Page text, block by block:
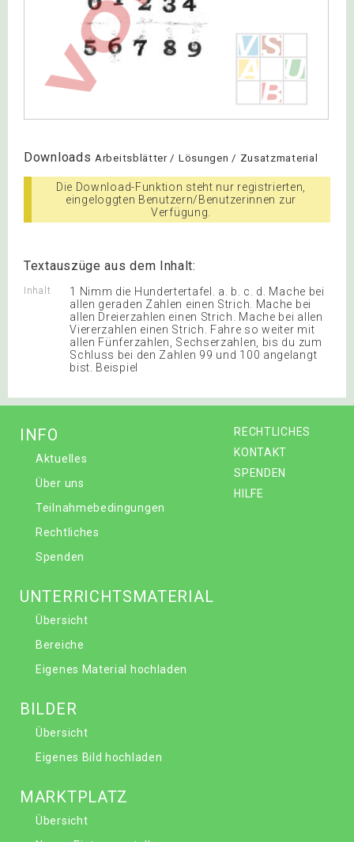
Downloads Arbeitsblätter / Lösungen / Zusatzmaterial
Die Download-Funktion steht nur registrierten,
eingeloggten Benutzern/Benutzerinnen zur
Verfügung.
Textauszüge aus dem Inhalt:
Inhalt
1 Nimm die Hundertertafel. a. b. c. d. Mache bei
allen geraden Zahlen einen Strich. Mache bei
allen Dreierzahlen einen Strich. Mache bei allen
Viererzahlen einen Strich. Fahre so weiter mit
allen Fünferzahlen, Sechserzahlen, bis du zum
Schluss bei den Zahlen 99 und 100 angelangt
bist. Beispiel
RECHTLICHES
KONTAKT
SPENDEN
HILFE
INFO
Aktuelles
Über uns
Teilnahmebedingungen
Rechtliches
Spenden
UNTERRICHTSMATERIAL
Übersicht
Bereiche
Eigenes Material hochladen
BILDER
Übersicht
Eigenes Bild hochladen
MARKTPLATZ
Übersicht